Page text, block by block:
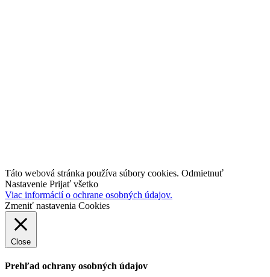
Táto webová stránka používa súbory cookies. Odmietnuť
Nastavenie Prijať všetko
Viac informácií o ochrane osobných údajov.
Zmeniť nastavenia Cookies
Close
Prehľad ochrany osobných údajov